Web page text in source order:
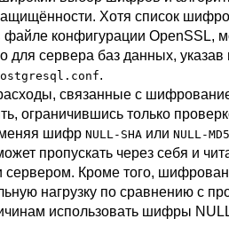
Хотя список
файле конфигурации OpenSSL,
сервера баз данных, указав
.
связанные с
ограничившись только
шифр NULL-SHA или NULL-MD5
пропускать через себя и
сервером. Кроме того,
нагрузку по сравнению с
использовать шифры